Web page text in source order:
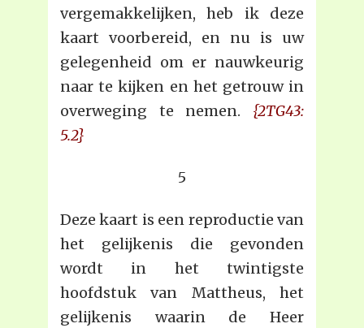
vergemakkelijken, heb ik deze
kaart voorbereid, en nu is uw
gelegenheid om er nauwkeurig
naar te kijken en het getrouw in
overweging te nemen. {2TG43:
5.2}
5
Deze kaart is een reproductie van
het gelijkenis die gevonden
wordt in het twintigste
hoofdstuk van Mattheus, het
gelijkenis waarin de Heer